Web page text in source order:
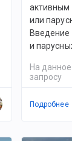
активным
или
и
На
запросу
Подробнее